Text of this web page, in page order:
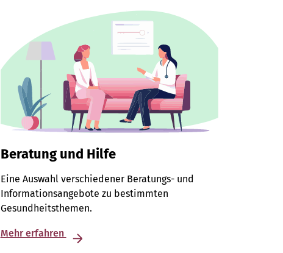
Beratung und Hilfe
Eine Auswahl verschiedener Beratungs- und
Informationsangebote zu bestimmten
Gesundheitsthemen.
Mehr erfahren